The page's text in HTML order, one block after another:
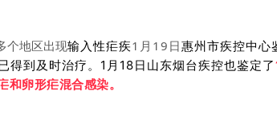
个地区出现输入性疟疾1月19日惠州市疾控中心
得到及时治疗。 1月18日 山东烟台疾控也鉴定了
和卵形疟混合感染。